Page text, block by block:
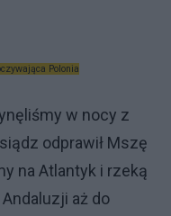
Polonia
w nocy z
odprawił Mszę
na Atlantyk i rzeką
aż do